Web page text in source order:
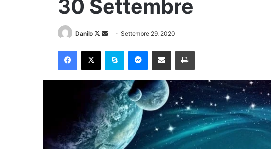
30 Settembre
Danilo Settembre 29, 2020